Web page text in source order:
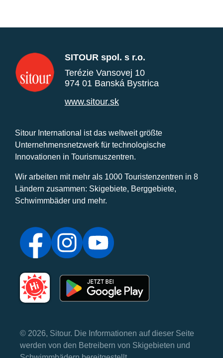
SITOUR spol. s r.o.
Terézie Vansovej 10
974 01 Banská Bystrica
www.sitour.sk
Sitour International ist das weltweit größte
Unternehmensnetzwerk für technologische
Innovationen in Tourismuszentren.
Wir arbeiten mit mehr als 1000 Touristenzentren in 8
Ländern zusammen: Skigebiete, Berggebiete,
Schwimmbäder und mehr.
© 2026, Sitour. Die Informationen auf dieser Seite
werden von den Betreibern von Skigebieten und